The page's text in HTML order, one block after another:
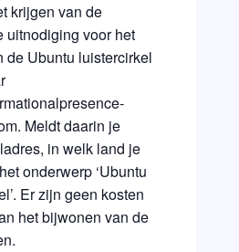
krijgen van de
uitnodiging voor het
de Ubuntu luistercirkel
Meldt daarin je
in welk land je
onderwerp ‘Ubuntu
Er zijn geen kosten
het bijwonen van de